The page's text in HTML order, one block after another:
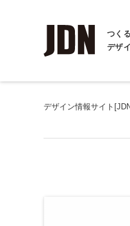
つく
デザ
デザイン情報サイト